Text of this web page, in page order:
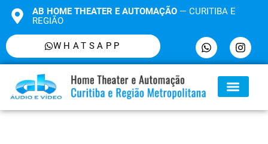
AB HOME THEATER E AUTOMAÇÃO— CURITIBA E
REGIÃO
WHATSAPP